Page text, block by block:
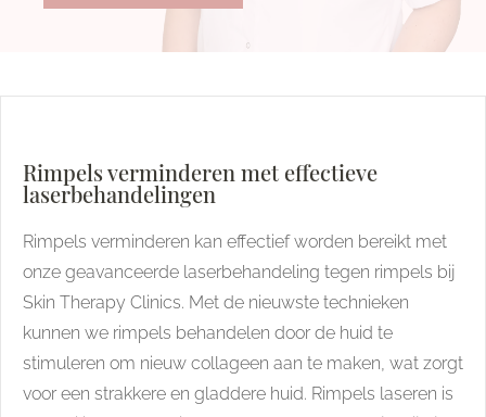
Rimpels verminderen met effectieve
laserbehandelingen
Rimpels verminderen kan effectief worden bereikt met
onze geavanceerde laserbehandeling tegen rimpels bij
Skin Therapy Clinics. Met de nieuwste technieken
kunnen we rimpels behandelen door de huid te
stimuleren om nieuw collageen aan te maken, wat zorgt
voor een strakkere en gladdere huid. Rimpels laseren is